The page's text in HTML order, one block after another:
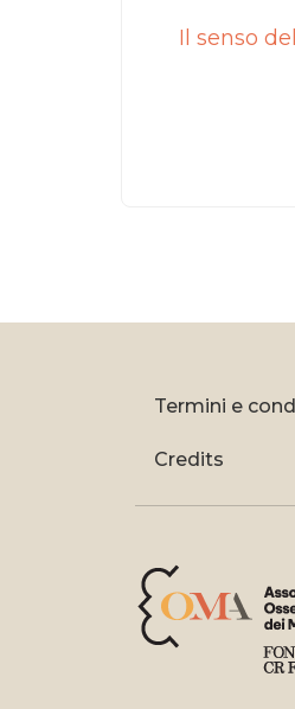
Il senso
Termini e
Credits